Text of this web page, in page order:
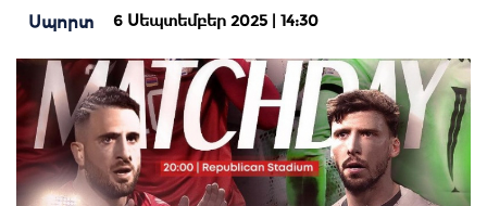
Սպորտ 6 Սեպտեմբեր 2025 | 14:30